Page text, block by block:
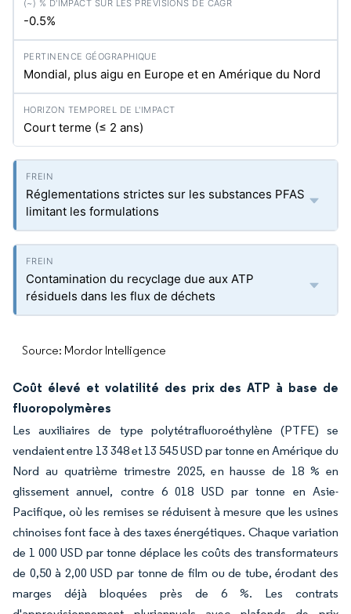
-0.5%
Mondial, plus aigu en Europe et en Amérique du Nord
Court terme (≤ 2 ans)
Réglementations strictes sur les substances PFAS
limitant les formulations
Contamination du recyclage due aux ATP
résiduels dans les flux de déchets
Source: Mordor Intelligence
Coût élevé et volatilité des prix des ATP à base de
fluoropolymères
Les auxiliaires de type polytétrafluoroéthylène (PTFE) se
vendaient entre 13 348 et 13 545 USD par tonne en Amérique du
Nord au quatrième trimestre 2025, en hausse de 18 % en
glissement annuel, contre 6 018 USD par tonne en Asie-
Pacifique, où les remises se réduisent à mesure que les usines
chinoises font face à des taxes énergétiques. Chaque variation
de 1 000 USD par tonne déplace les coûts des transformateurs
de 0,50 à 2,00 USD par tonne de film ou de tube, érodant des
marges déjà bloquées près de 6 %. Les contrats